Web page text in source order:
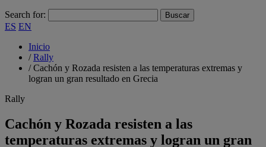
Search for:
ES EN
Inicio
/Rally
/Cachón y Rozada resisten a las temperaturas extremas y
logran un gran resultado en Grecia
Rally
Cachón y Rozada resisten a las
temperaturas extremas y logran un gran